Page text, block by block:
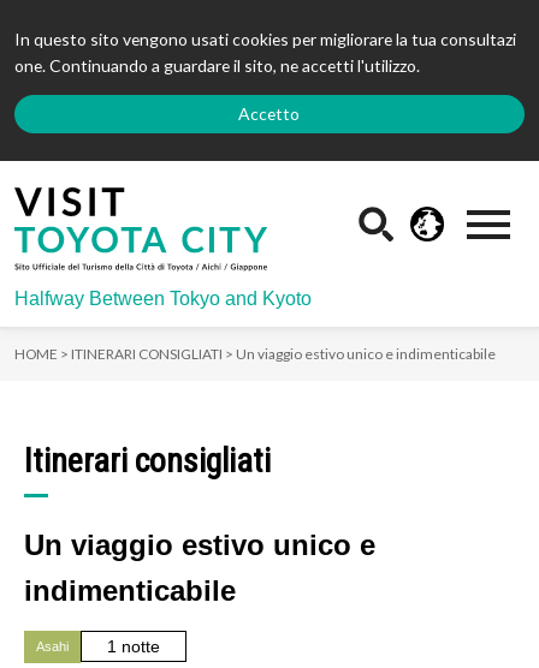
In questo sito vengono usati cookies per migliorare la tua consultazi
one. Continuando a guardare il sito, ne accetti l'utilizzo.
Accetto
Halfway Between Tokyo and Kyoto
HOME > ITINERARI CONSIGLIATI > Un viaggio estivo unico e indimenticabile
Itinerari consigliati
Un viaggio estivo unico e
indimenticabile
Asahi 1 notte